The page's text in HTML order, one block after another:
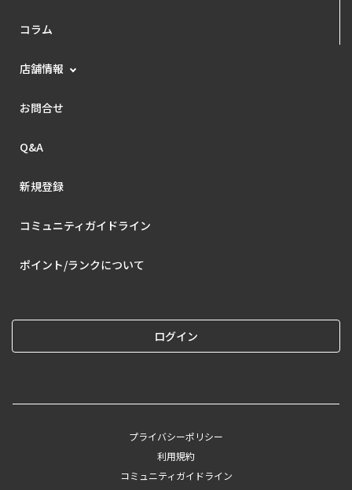
コラム
店舗情報
お問合せ
Q&A
新規登録
コミュニティガイドライン
ポイント/ランクについて
ログイン
プライバシーポリシー
利用規約
コミュニティガイドライン